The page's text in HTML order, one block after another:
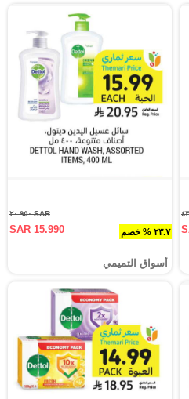
٢٣.٧ % خصم
SAR ٢٠.٩٥٠
SAR 15.990
أسواق التميمي